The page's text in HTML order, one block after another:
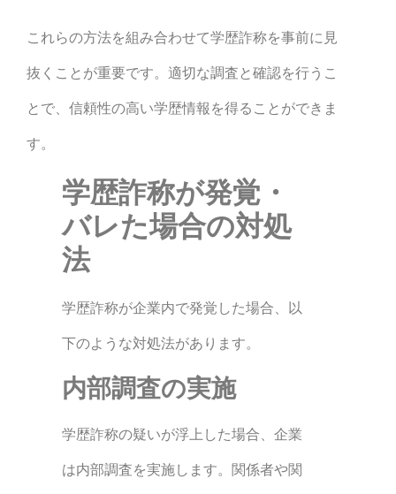
これらの方法を組み合わせて学歴詐称を事前に見
抜くことが重要です。適切な調査と確認を行うこ
とで、信頼性の高い学歴情報を得ることができま
す。
学歴詐称が発覚・
バレた場合の対処
法
学歴詐称が企業内で発覚した場合、以
下のような対処法があります。
内部調査の実施
学歴詐称の疑いが浮上した場合、企業
は内部調査を実施します。関係者や関